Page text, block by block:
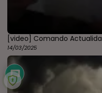
[video] Comando
14/03/2025